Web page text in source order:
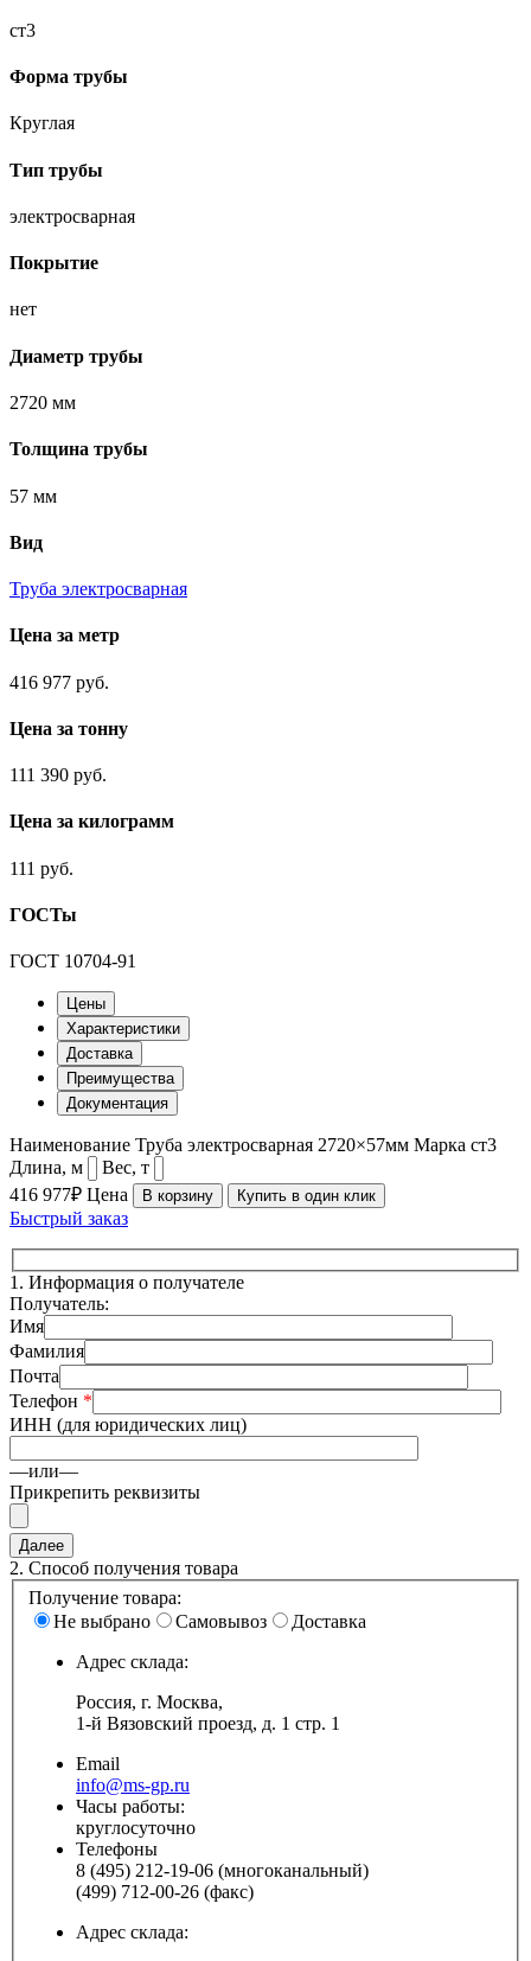
ст3
Форма трубы
Круглая
Тип трубы
электросварная
Покрытие
нет
Диаметр трубы
2720 мм
Толщина трубы
57 мм
Вид
Труба электросварная
Цена за метр
416 977 руб.
Цена за тонну
111 390 руб.
Цена за килограмм
111 руб.
ГОСТы
ГОСТ 10704-91
Цены
Характеристики
Доставка
Преимущества
Документация
Наименование Труба электросварная 2720×57мм Марка ст3
Длина, м
Вес, т
416 977₽ Цена В корзину Купить в один клик
Быстрый заказ
1. Информация о получателе
Получатель:
Имя
Фамилия
Почта
Телефон *
ИНН (для юридических лиц)
—или—
Прикрепить реквизиты
2. Способ получения товара
Получение товара:
Не выбрано
Самовывоз
Доставка
Адрес склада:
Россия, г. Москва,
1-й Вязовский проезд, д. 1 стр. 1
Email
info@ms-gp.ru
Часы работы:
круглосуточно
Телефоны
8 (495) 212-19-06 (многоканальный)
(499) 712-00-26 (факс)
Адрес склада: